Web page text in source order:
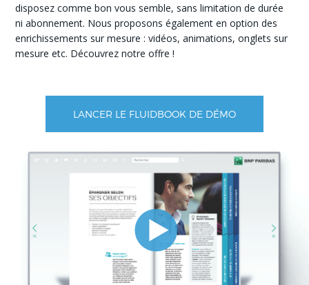
disposez comme bon vous semble, sans limitation de durée
ni abonnement. Nous proposons également en option des
enrichissements sur mesure : vidéos, animations, onglets sur
mesure etc. Découvrez notre offre !
LANCER LE FLUIDBOOK DE DÉMO